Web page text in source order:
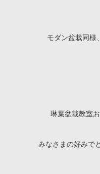
モダン盆栽同様
琳葉盆栽教室
みなさまの好みで